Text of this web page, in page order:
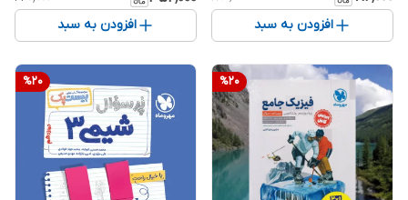
افزودن به سبد افزودن به سبد
%20
%20